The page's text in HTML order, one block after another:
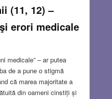
(11, 12) –
erori medicale
medicale” – ar putea
de a pune o stigmă
că marea majoritate a
din oameni cinstiți și